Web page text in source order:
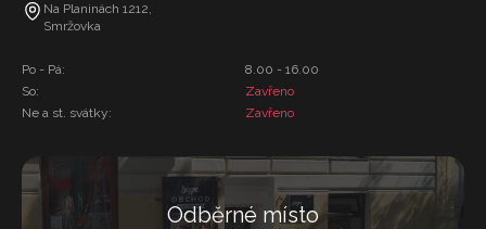
Na Planinách 1212,
Smržovka
Po - Pá:
So:
Ne a st. svátky:
8.00 - 16.00
Zavřeno
Zavřeno
Odběrné místo